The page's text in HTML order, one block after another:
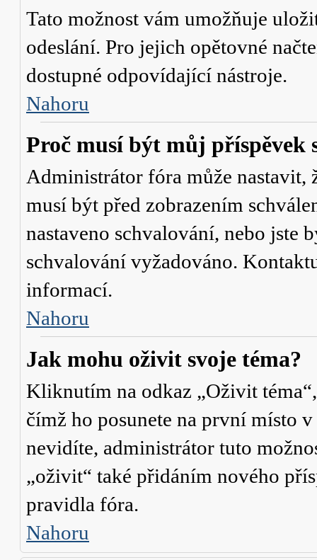
Tato možnost vám umožňuje
odeslání. Pro jejich opětovné
dostupné odpovídající nástroje.
Nahoru
Proč musí být můj příspěvek
Administrátor fóra může nastavit,
musí být před zobrazením
nastaveno schvalování, nebo jste
schvalování vyžadováno.
informací.
Nahoru
Jak mohu oživit svoje téma?
Kliknutím na odkaz „Oživit
čímž ho posunete na první místo
nevidíte, administrátor tuto
„oživit“ také přidáním nového
pravidla fóra.
Nahoru